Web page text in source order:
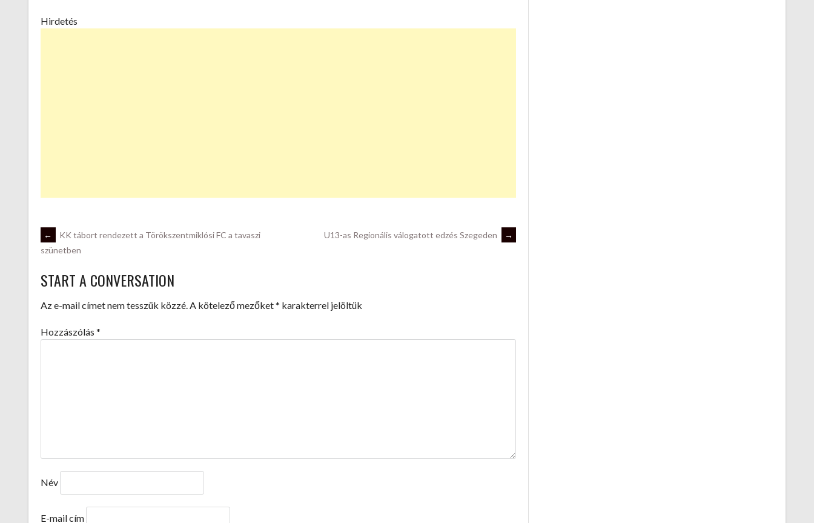
Hirdetés
POST
NAVIGATION
←
KK tábort rendezett a Törökszentmiklósi FC a tavaszi
szünetben
U13-as Regionális válogatott edzés Szegeden →
START A CONVERSATION
Az e-mail címet nem tesszük közzé. A kötelező mezőket* karakterrel jelöltük
Hozzászólás *
Név
E-mail cím